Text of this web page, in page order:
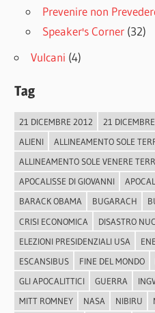
Prevenire non
Speaker's Corner (32)
Vulcani (4)
Tag
21 DICEMBRE 2012 21
ALIENI
ALLINEAMENTO SOLE
ALLINEAMENTO SOLE VENERE
APOCALISSE DI GIOVANNI
BARACK OBAMA
BUGARACH
CRISI ECONOMICA
DISASTRO
ELEZIONI PRESIDENZIALI USA
ESCANSIBUS
FINE DEL MONDO
GLI APOCALITTICI
GUERRA
MITT ROMNEY
NASA NIBIRU